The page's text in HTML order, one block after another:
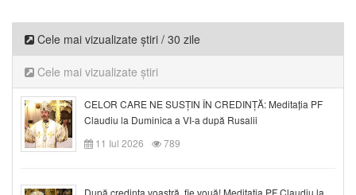
Cele mai vizualizate știri / 30 zile
Cele mai vizualizate știri
CELOR CARE NE SUSȚIN ÎN CREDINȚĂ: Meditația PF
Claudiu la Duminica a VI-a după Rusalii
11 Iul 2026
789
După credinţa voastră, fie vouă! Meditația PF Claudiu la